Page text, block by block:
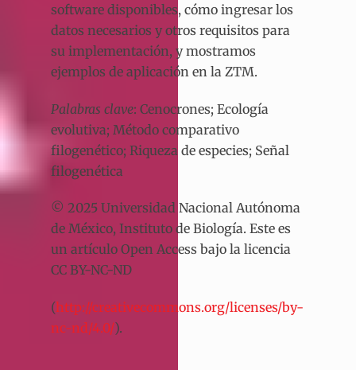
software disponibles, cómo ingresar los
datos necesarios y otros requisitos para
su implementación, y mostramos
ejemplos de aplicación en la ZTM.
Palabras clave: Cenocrones; Ecología
evolutiva; Método comparativo
filogenético; Riqueza de especies; Señal
filogenética
© 2025 Universidad Nacional Autónoma
de México, Instituto de Biología. Este es
un artículo Open Access bajo la licencia
CC BY-NC-ND
(http://creativecommons.org/licenses/by-
nc-nd/4.0/).